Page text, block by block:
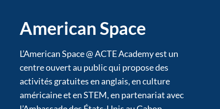
American Space
L’American Space @ ACTE Academy est un
centre ouvert au public qui propose des
activités gratuites en anglais, en culture
américaine et en STEM, en partenariat avec